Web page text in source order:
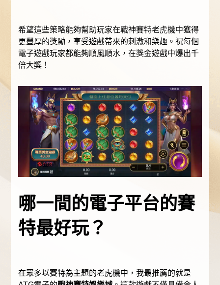
希望這些策略能夠幫助玩家在戰神賽特老虎機中獲得
更豐厚的獎勵，享受遊戲帶來的刺激和樂趣。祝每個
電子遊戲玩家都能夠順風順水，在獎金遊戲中爆出千
倍大獎！
哪一間的電子平台的賽
特最好玩？
在眾多以賽特為主題的老虎機中，我最推薦的就是